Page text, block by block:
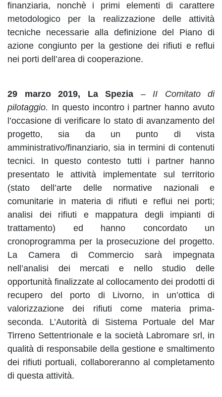
finanziaria, nonchè i primi elementi di carattere
metodologico per la realizzazione delle attività
tecniche necessarie alla definizione del Piano di
azione congiunto per la gestione dei rifiuti e reflui
nei porti dell’area di cooperazione.
29 marzo 2019, La Spezia – II Comitato di
pilotaggio. In questo incontro i partner hanno avuto
l’occasione di verificare lo stato di avanzamento del
progetto, sia da un punto di vista
amministrativo/finanziario, sia in termini di contenuti
tecnici. In questo contesto tutti i partner hanno
presentato le attività implementate sul territorio
(stato dell’arte delle normative nazionali e
comunitarie in materia di rifiuti e reflui nei porti;
analisi dei rifiuti e mappatura degli impianti di
trattamento) ed hanno concordato un
cronoprogramma per la prosecuzione del progetto.
La Camera di Commercio sarà impegnata
nell’analisi dei mercati e nello studio delle
opportunità finalizzate al collocamento dei prodotti di
recupero del porto di Livorno, in un’ottica di
valorizzazione dei rifiuti come materia prima-
seconda. L’Autorità di Sistema Portuale del Mar
Tirreno Settentrionale e la società Labromare srl, in
qualità di responsabile della gestione e smaltimento
dei rifiuti portuali, collaboreranno al completamento
di questa attività.